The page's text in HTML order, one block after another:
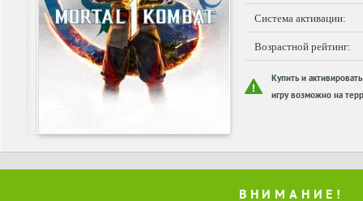
Система активации:
Возрастной рейтинг:
Купить и активировать
игру возможно на
ВНИМАНИЕ!